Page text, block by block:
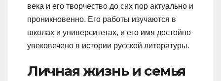
века и его творчество до сих пор актуально и
проникновенно. Его работы изучаются в
школах и университетах, и его имя достойно
увековечено в истории русской литературы.
Личная жизнь и семья